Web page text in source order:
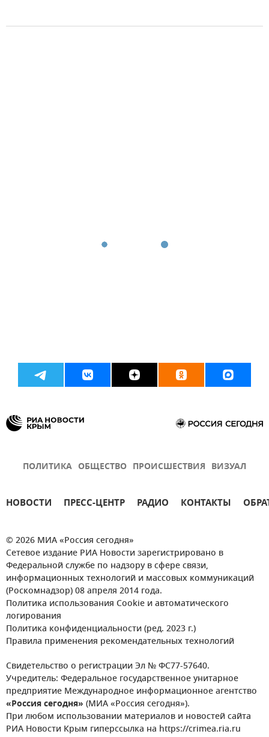
ПОЛИТИКА ОБЩЕСТВО ПРОИСШЕСТВИЯ ВИЗУАЛ
НОВОСТИ ПРЕСС-ЦЕНТР РАДИО КОНТАКТЫ
© 2026 МИА «Россия сегодня»
Сетевое издание РИА Новости зарегистрировано в
Федеральной службе по надзору в сфере связи,
информационных технологий и массовых коммуникаций
(Роскомнадзор) 08 апреля 2014 года.
Политика использования Cookie и автоматического
логирования
Политика конфиденциальности (ред. 2023 г.)
Правила применения рекомендательных технологий
Свидетельство о регистрации Эл № ФС77-57640.
Учредитель: Федеральное государственное унитарное
предприятие Международное информационное агентство
«Россия сегодня» (МИА «Россия сегодня»).
При любом использовании материалов и новостей сайта
РИА Новости Крым гиперссылка на https://crimea.ria.ru